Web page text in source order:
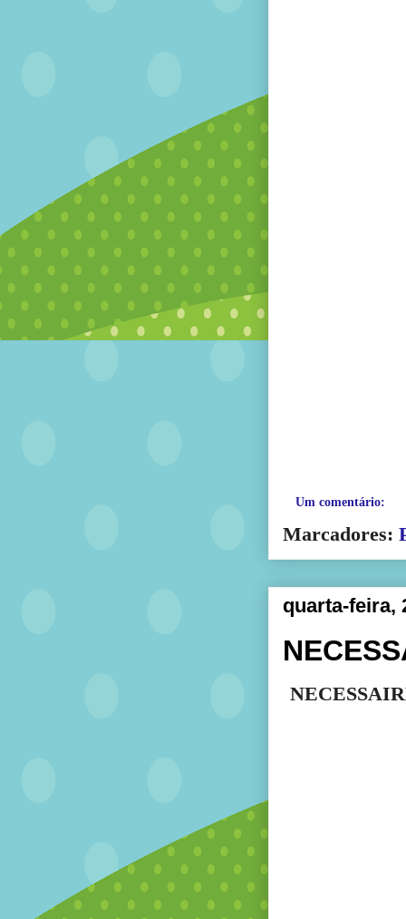
Um comentário:
Marcadores:
quarta-feira,